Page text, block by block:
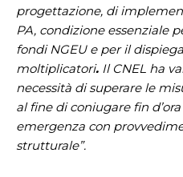
progettazione, di
PA, condizione essenziale
fondi NGEU e per il
moltiplicatori. Il CNEL ha
necessità di superare le
al fine di coniugare fin
emergenza con
strutturale”.